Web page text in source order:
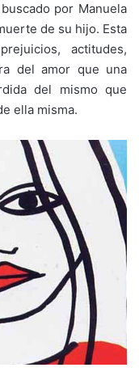
por Manuela
de su hijo. Esta
actitudes,
del amor que una
del mismo que
ella misma.